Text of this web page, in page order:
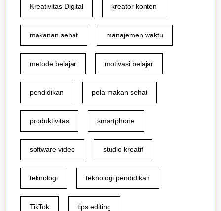
Kreativitas Digital kreator konten
makanan sehat manajemen waktu
metode belajar motivasi belajar
pendidikan pola makan sehat
produktivitas smartphone
software video studio kreatif
teknologi teknologi pendidikan
TikTok tips editing